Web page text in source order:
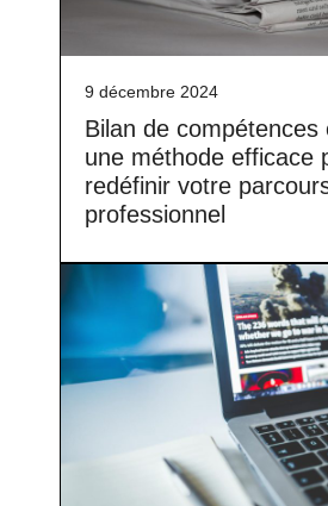
9 décembre 2024
Bilan de compétences
une méthode efficace
redéfinir votre
professionnel